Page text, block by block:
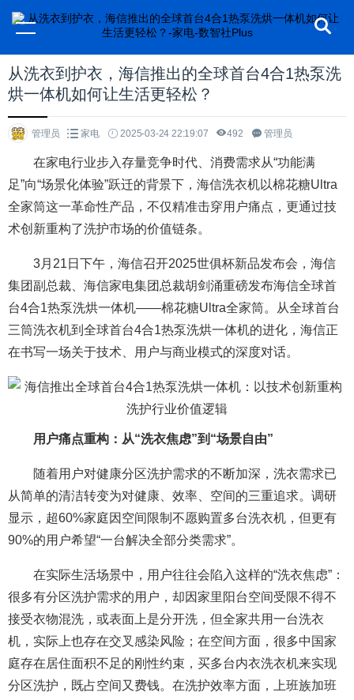
从洗衣到护衣，海信推出的全球首台4合1热泵洗
烘一体机如何让生活更轻松？
管理员 家电 2025-03-24 22:19:07 492 管理员
在家电行业步入存量竞争时代、消费需求从“功能满
足”向“场景化体验”跃迁的背景下，海信洗衣机以棉花糖Ultra
全家筒这一革命性产品，不仅精准击穿用户痛点，更通过技
术创新重构了洗护市场的价值链条。
3月21日下午，海信召开2025世俱杯新品发布会，海信
集团副总裁、海信家电集团总裁胡剑涌重磅发布海信全球首
台4合1热泵洗烘一体机——棉花糖Ultra全家筒。从全球首台
三筒洗衣机到全球首台4合1热泵洗烘一体机的进化，海信正
在书写一场关于技术、用户与商业模式的深度对话。
用户痛点重构：从“洗衣焦虑”到“场景自由”
随着用户对健康分区洗护需求的不断加深，洗衣需求已
从简单的清洁转变为对健康、效率、空间的三重追求。调研
显示，超60%家庭因空间限制不愿购置多台洗衣机，但更有
90%的用户希望“一台解决全部分类需求”。
在实际生活场景中，用户往往会陷入这样的“洗衣焦虑”：
很多有分区洗护需求的用户，却因家里阳台空间受限不得不
接受衣物混洗，或表面上是分开洗，但全家共用一台洗衣
机，实际上也存在交叉感染风险；在空间方面，很多中国家
庭存在居住面积不足的刚性约束，买多台内衣洗衣机来实现
分区洗护，既占空间又费钱。在洗护效率方面，上班族加班